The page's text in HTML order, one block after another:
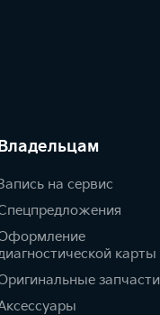
Владельцам
на сервис
карты
запчасти